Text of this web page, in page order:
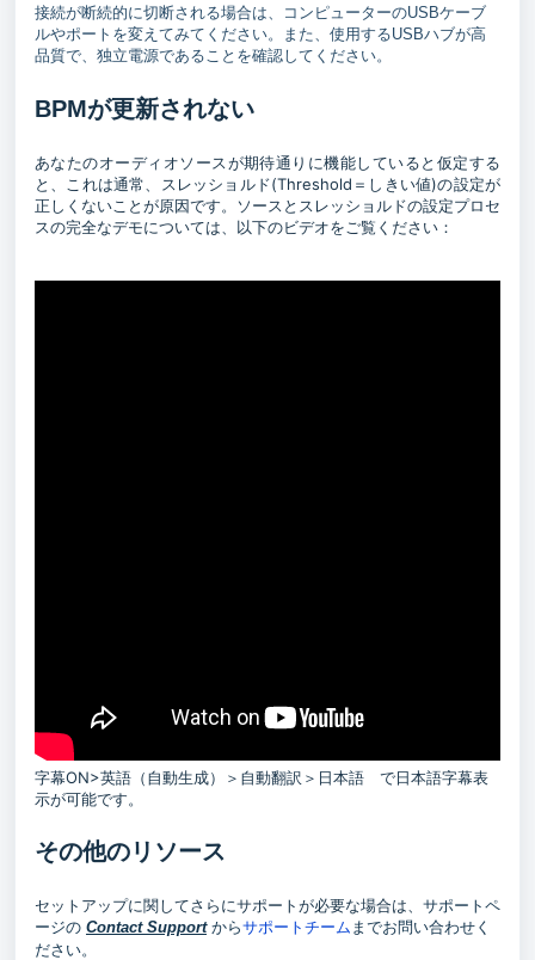
接続が断続的に切断される場合は、コンピューターのUSBケーブ
ルやポートを変えてみてください。また、使用するUSBハブが高
品質で、独立電源であることを確認してください。
BPMが更新されない
あなたのオーディオソースが期待通りに機能していると仮定する
と、これは通常、スレッショルド(Threshold＝しきい値)の設定が
正しくないことが原因です。ソースとスレッショルドの設定プロセ
スの完全なデモについては、以下のビデオをご覧ください：
字幕ON>英語（自動生成）＞自動翻訳＞日本語 で日本語字幕表
示が可能です。
その他のリソース
セットアップに関してさらにサポートが必要な場合は、 サポートペ
ージの Contact Supportからサポートチーム までお問い合わせく
ださい。